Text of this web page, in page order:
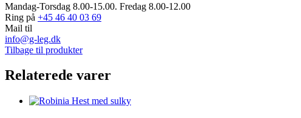
Mandag-Torsdag 8.00-15.00. Fredag 8.00-12.00
Ring på +45 46 40 03 69
Mail til
info@g-leg.dk
Tilbage til produkter
Relaterede varer